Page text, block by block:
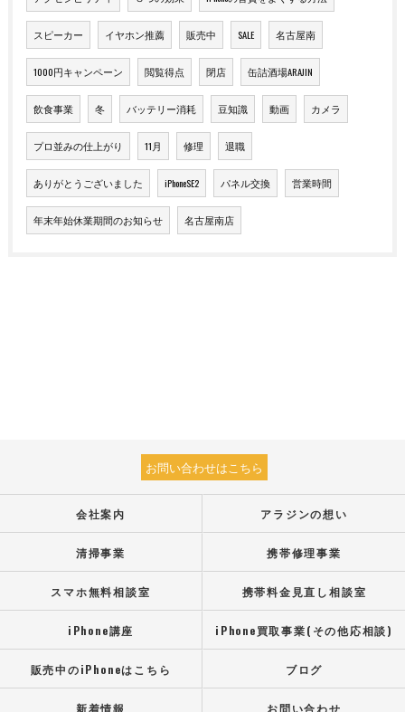
スピーカー イヤホン推薦 販売中 SALE 名古屋南
1000円キャンペーン 閲覧得点 閉店 缶詰酒場ARAJIN
飲食事業 冬 バッテリー消耗 豆知識 動画 カメラ
プロ並みの仕上がり 11月 修理 退職
ありがとうございました iPhoneSE2 パネル交換 営業時間
年末年始休業期間のお知らせ 名古屋南店
お問い合わせはこちら
会社案内 アラジンの想い
清掃事業 携帯修理事業
スマホ無料相談室 携帯料金見直し相談室
iPhone講座 iPhone買取事業(その他応相談)
販売中のiPhoneはこちら ブログ
新着情報 お問い合わせ